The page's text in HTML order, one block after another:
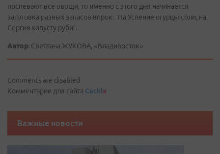
поспевают все овощи, то именно с этого дня начинается
заготовка разных запасов впрок: “На Успение огурцы соли, на
Сергия капусту руби”.
Автор: Светлана ЖУКОВА, «Владивосток»
Comments are disabled
Комментарии для сайта Cackle
Важные новости